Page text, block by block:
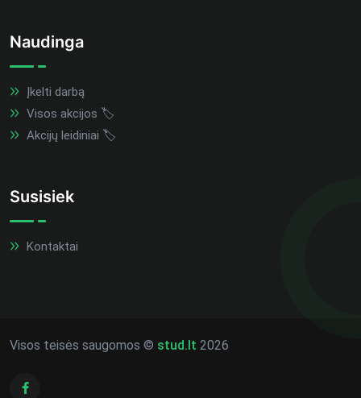
Naudinga
Įkelti darbą
Visos akcijos 🏷️
Akcijų leidiniai 🏷️
Susisiek
Kontaktai
Visos teisės saugomos © stud.lt 2026